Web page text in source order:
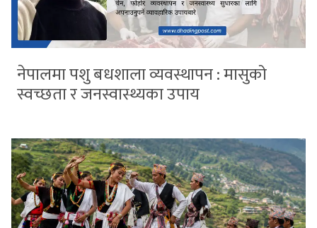
नेपालमा पशु बधशाला व्यवस्थापन : मासुको
स्वच्छता र जनस्वास्थ्यका उपाय